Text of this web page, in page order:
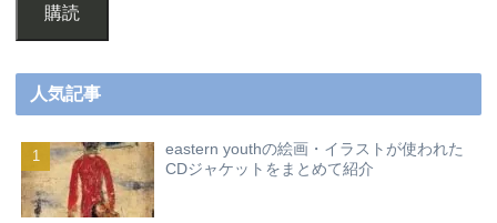
購読
人気記事
eastern youthの絵画・イラストが使われた
CDジャケットをまとめて紹介